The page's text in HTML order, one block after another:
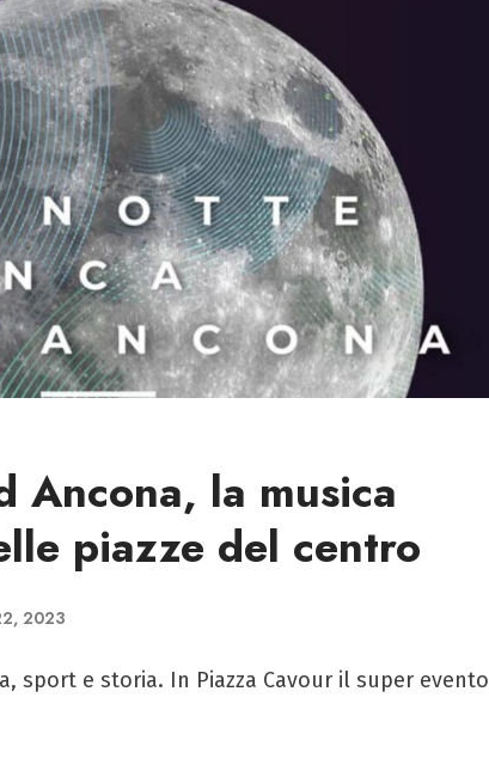
Ancona, la musica
piazze del centro
2023
sport e storia. In Piazza Cavour il super evento